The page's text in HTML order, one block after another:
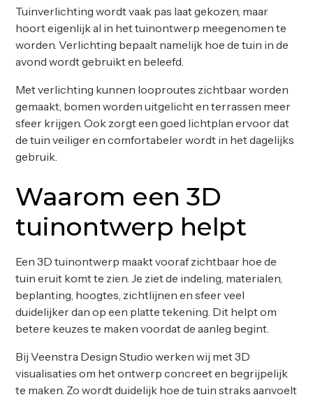
Tuinverlichting wordt vaak pas laat gekozen, maar
hoort eigenlijk al in het tuinontwerp meegenomen te
worden. Verlichting bepaalt namelijk hoe de tuin in de
avond wordt gebruikt en beleefd.
Met verlichting kunnen looproutes zichtbaar worden
gemaakt, bomen worden uitgelicht en terrassen meer
sfeer krijgen. Ook zorgt een goed lichtplan ervoor dat
de tuin veiliger en comfortabeler wordt in het dagelijks
gebruik.
Waarom een 3D
tuinontwerp helpt
Een 3D tuinontwerp maakt vooraf zichtbaar hoe de
tuin eruit komt te zien. Je ziet de indeling, materialen,
beplanting, hoogtes, zichtlijnen en sfeer veel
duidelijker dan op een platte tekening. Dit helpt om
betere keuzes te maken voordat de aanleg begint.
Bij Veenstra Design Studio werken wij met 3D
visualisaties om het ontwerp concreet en begrijpelijk
te maken. Zo wordt duidelijk hoe de tuin straks aanvoelt